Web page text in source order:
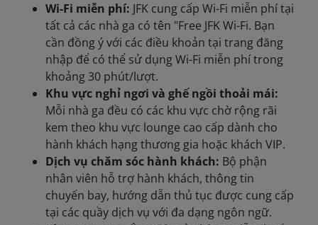
Wi-Fi miễn phí: JFK cung cấp Wi-Fi miễn phí tại
tất cả các nhà ga có tên "Free JFK Wi-Fi. Bạn
cần đồng ý với các điều khoản tại trang đăng
nhập để có thể sử dụng Wi-Fi miễn phí trong
khoảng 30 phút/lượt.
Khu vực nghỉ ngơi và ghế ngồi thoải mái:
Mỗi nhà ga đều có các khu vực chờ rộng rãi
kem theo khu vực lounge cao cấp dành cho
hành khách hạng thương gia hoặc khách VIP.
Dịch vụ chăm sóc hành khách: Bộ phận
nhân viên hỗ trợ hành khách, thông tin
chuyến bay, hướng dẫn thủ tục được cung cấp
tại các quầy dịch vụ với đa dạng ngôn ngữ.